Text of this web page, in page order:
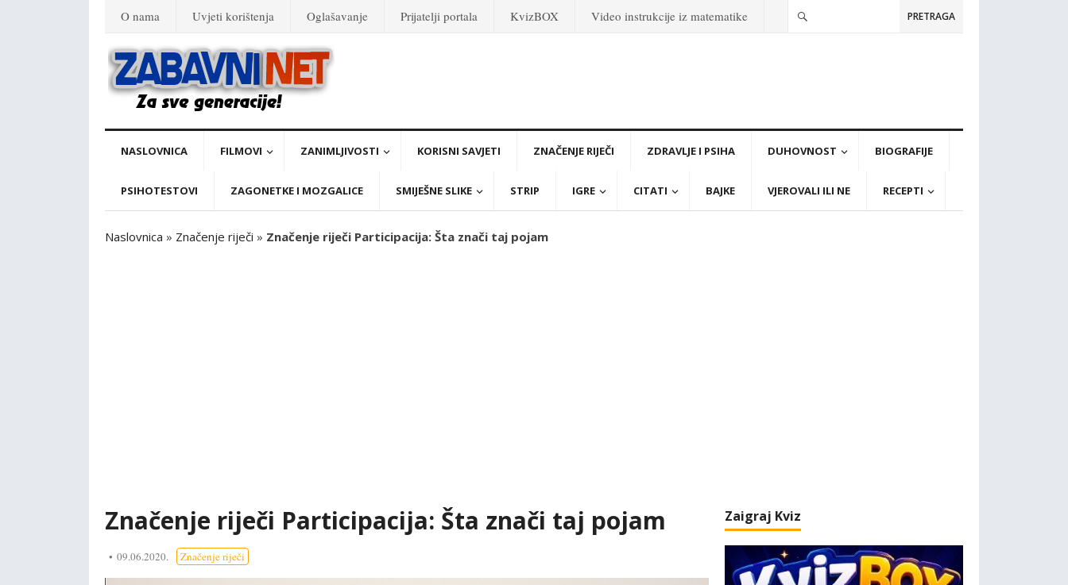
O nama Uvjeti korištenja Oglašavanje Prijatelji portala KvizBOX Video instrukcije iz matematike PRETRAGA
NASLOVNICA FILMOVI ZANIMLJIVOSTI KORISNI SAVJETI ZNAČENJE RIJEČI ZDRAVLJE I PSIHA DUHOVNOST BIOGRAFIJE
PSIHOTESTOVI ZAGONETKE I MOZGALICE SMIJEŠNE SLIKE STRIP IGRE CITATI BAJKE VJEROVALI ILI NE RECEPTI
Naslovnica » Značenje riječi » Značenje riječi Participacija: Šta znači taj pojam
Značenje riječi Participacija: Šta znači taj pojam
09.06.2020. Značenje riječi
Zaigraj Kviz